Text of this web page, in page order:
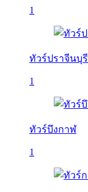
1
ทัวร์ปราจีนบุรี
1
ทัวร์บึงกาฬ
1